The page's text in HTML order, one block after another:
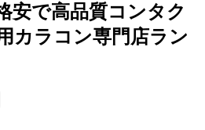
安で高品質コンタク
カラコン専門店ラン